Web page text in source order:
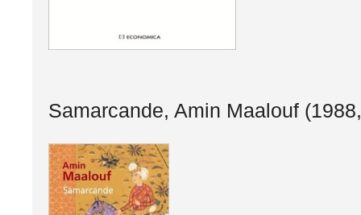
Samarcande, Amin Maalouf